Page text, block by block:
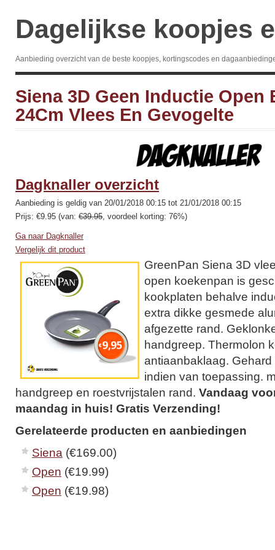
Dagelijkse koopjes
Aanbieding overzicht van de beste koopjes, kortingscodes en
Siena 3D Geen Inductie Open
24Cm Vlees En Gevogelte
Dagknaller overzicht
Aanbieding is geldig van 20/01/2018 00:15 tot 21/01/2018 00:15
Prijs: €9.95 (van: €39.95, voordeel korting: 76%)
Ga naar Dagknaller
Vergelijk dit product
GreenPan Siena 3D
open koekenpan is
kookplaten behalve
extra dikke gesmede
afgezette rand.
handgreep. Thermolon
antiaanbaklaag.
indien van toepassing.
handgreep en roestvrijstalen rand. Vandaag
maandag in huis! Gratis Verzending!
Gerelateerde producten en aanbiedingen
Siena (€169.00)
Open (€19.99)
Open (€19.98)